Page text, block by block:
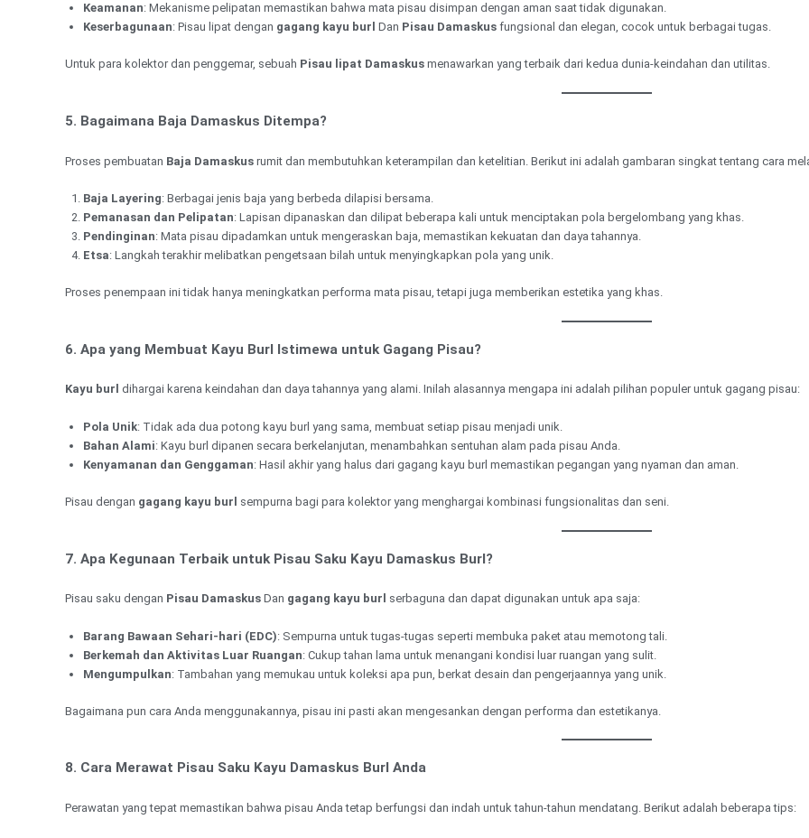
Keamanan: Mekanisme pelipatan memastikan bahwa mata pisau disimpan dengan aman saat tidak digunakan.
Keserbagunaan: Pisau lipat dengan gagang kayu burl Dan Pisau Damaskus fungsional dan elegan, cocok untuk berbagai tugas.
Untuk para kolektor dan penggemar, sebuah Pisau lipat Damaskus menawarkan yang terbaik dari kedua dunia-keindahan dan utilitas.
5. Bagaimana Baja Damaskus Ditempa?
Proses pembuatan Baja Damaskus rumit dan membutuhkan keterampilan dan ketelitian. Berikut ini adalah gambaran singkat tentang cara
Baja Layering: Berbagai jenis baja yang berbeda dilapisi bersama.
Pemanasan dan Pelipatan: Lapisan dipanaskan dan dilipat beberapa kali untuk menciptakan pola bergelombang yang khas.
Pendinginan: Mata pisau dipadamkan untuk mengeraskan baja, memastikan kekuatan dan daya tahannya.
Etsa: Langkah terakhir melibatkan pengetsaan bilah untuk menyingkapkan pola yang unik.
Proses penempaan ini tidak hanya meningkatkan performa mata pisau, tetapi juga memberikan estetika yang khas.
6. Apa yang Membuat Kayu Burl Istimewa untuk Gagang Pisau?
Kayu burl dihargai karena keindahan dan daya tahannya yang alami. Inilah alasannya mengapa ini adalah pilihan populer untuk gagang pisau:
Pola Unik: Tidak ada dua potong kayu burl yang sama, membuat setiap pisau menjadi unik.
Bahan Alami: Kayu burl dipanen secara berkelanjutan, menambahkan sentuhan alam pada pisau Anda.
Kenyamanan dan Genggaman: Hasil akhir yang halus dari gagang kayu burl memastikan pegangan yang nyaman dan aman.
Pisau dengan gagang kayu burl sempurna bagi para kolektor yang menghargai kombinasi fungsionalitas dan seni.
7. Apa Kegunaan Terbaik untuk Pisau Saku Kayu Damaskus Burl?
Pisau saku dengan Pisau Damaskus Dan gagang kayu burl serbaguna dan dapat digunakan untuk apa saja:
Barang Bawaan Sehari-hari (EDC): Sempurna untuk tugas-tugas seperti membuka paket atau memotong tali.
Berkemah dan Aktivitas Luar Ruangan: Cukup tahan lama untuk menangani kondisi luar ruangan yang sulit.
Mengumpulkan: Tambahan yang memukau untuk koleksi apa pun, berkat desain dan pengerjaannya yang unik.
Bagaimana pun cara Anda menggunakannya, pisau ini pasti akan mengesankan dengan performa dan estetikanya.
8. Cara Merawat Pisau Saku Kayu Damaskus Burl Anda
Perawatan yang tepat memastikan bahwa pisau Anda tetap berfungsi dan indah untuk tahun-tahun mendatang. Berikut adalah beberapa tips: